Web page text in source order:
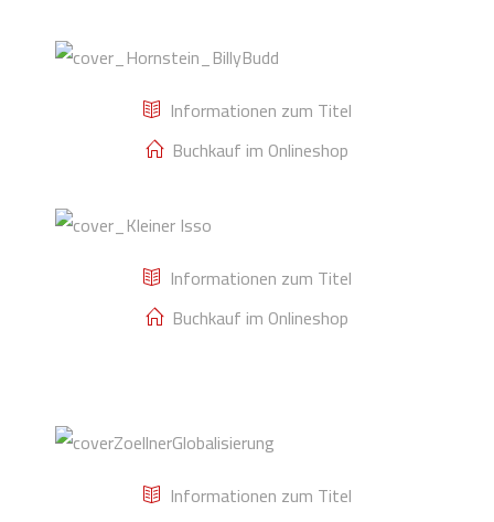
Hornstein, Billy
BuddInformationen zum Titel
Buchkauf im Onlineshop
Knull, Der kleine
Isso vom
Planeten
Normal
Informationen zum Titel
Buchkauf im Onlineshop
Gloablisierung
u. Phänom. der
Informationen zum Titel